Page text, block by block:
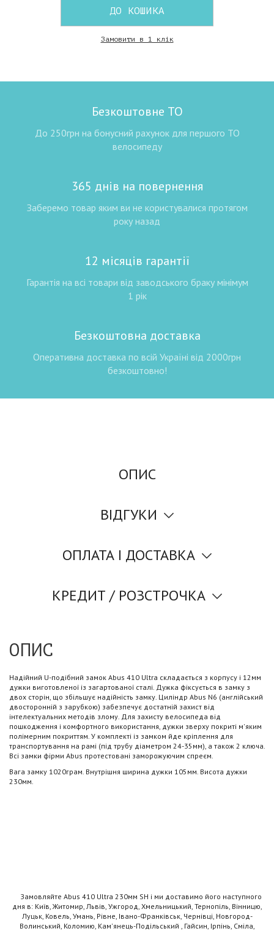
ДО КОШИКА
Замовити в 1 клік
Безкоштовне ТО
До 250грн на бонусний рахунок для першого ТО
велосипеду
365 днів на повернення
Заберемо товар яким ви не користувалися протягом
року назад
12 місяців гарантії
Гарантія на всі товари від заводського браку мінімум
1 рік
Безкоштовна доставка
Оперативна доставка по всій Україні від 2000грн
безкоштовно!
ОПИС
ВІДГУКИ
ОПЛАТА І ДОСТАВКА
КРЕДИТ / РОЗСТРОЧКА
ОПИС
Надійний U-подібний замок Abus 410 Ultra складається з корпусу і 12мм
дужки виготовленої із загартованої сталі. Дужка фіксується в замку з
двох сторін, що збільшує надійність замку. Циліндр Abus N6 (англійський
двосторонній з зарубкою) забезпечує достатній захист від
інтелектуальних методів злому. Для захисту велосипеда від
пошкодження і комфортного використання, дужки зверху покриті м'яким
полімерним покриттям. У комплекті із замком йде кріплення для
транспортування на рамі (під трубу діаметром 24-35мм), а також 2 ключа.
Всі замки фірми Abus протестовані заморожуючим спреєм.
Вага замку 1020грам. Внутрішня ширина дужки 105мм. Висота дужки
230мм.
Замовляйте Abus 410 Ultra 230мм SH і ми доставимо його наступного
дня в: Київ, Житомир, Львів, Ужгород, Хмельницький, Тернопіль, Вінницю,
Луцьк, Ковель, Умань, Рівне, Івано-Франківськ, Чернівці, Новгород-
Волинський, Коломию, Кам'янець-Подільський , Гайсин, Ірпінь, Сміла,